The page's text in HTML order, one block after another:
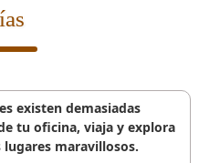
existen demasiadas
tu oficina, viaja y explora
maravillosos.